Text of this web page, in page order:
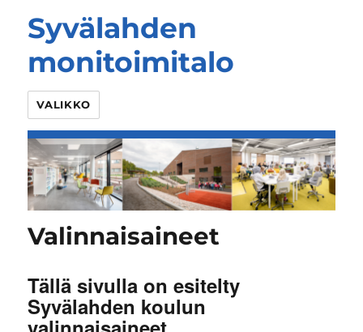
Syvälahden
monitoimitalo
VALIKKO
Valinnaisaineet
Tällä sivulla on esitelty
Syvälahden koulun